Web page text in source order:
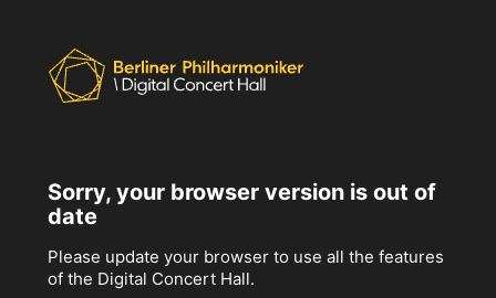
Sorry, your browser version is out of
date
Please update your browser to use all the features
of the Digital Concert Hall.